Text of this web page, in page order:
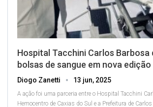
Hospital Tacchini Carlos Barbosa
bolsas de sangue em nova edição
Diogo Zanetti 13 jun, 2025
A ação foi uma parceria entre o Hospital Tacchini
Hemocentro de Caxias do Sul e a Prefeitura de